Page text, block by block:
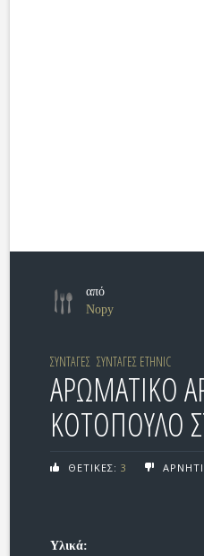
από
Nopy
ΣΥΝΤΑΓΕΣ ΣΥΝΤΑΓΕΣ ETHNIC
ΑΡΩΜΑΤΙΚΟ
ΚΟΤΟΠΟΥΛΟ
ΘΕΤΙΚΕΣ: 3
Υλικά: